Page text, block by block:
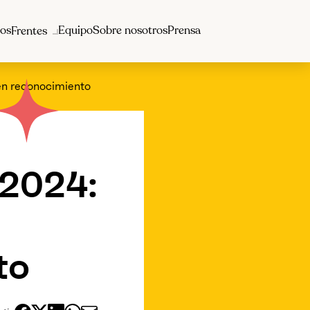
Frentes EquipoSobre nosotrosPrensa
reconocimiento